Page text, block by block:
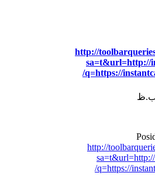
http://
sa=t&url=http://
q=https://
http://
q=https://